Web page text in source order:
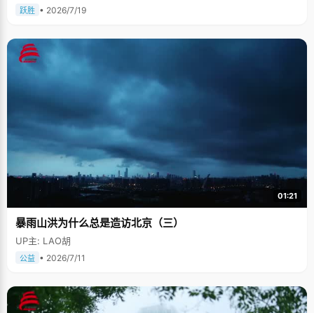
跃胜 • 2026/7/19
01:21
暴雨山洪为什么总是造访北京（三）
UP主: LAO胡
公益 • 2026/7/11